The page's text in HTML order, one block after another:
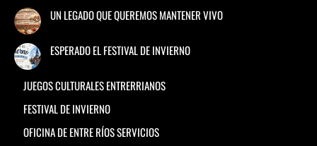
UN LEGADO QUE QUEREMOS MANTENER VIVO
ESPERADO EL FESTIVAL DE INVIERNO
JUEGOS CULTURALES ENTRERRIANOS
FESTIVAL DE INVIERNO
OFICINA DE ENTRE RÍOS SERVICIOS